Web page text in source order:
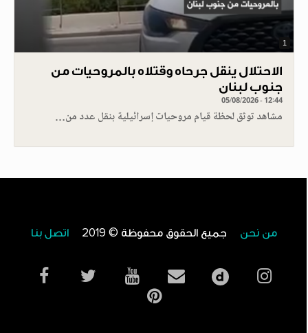
1
الاحتلال ينقل جرحاه وقتلاه بالمروحيات من
جنوب لبنان
05/08/2026 - 12:44
مشاهد توثق لحظة قيام مروحيات إسرائيلية بنقل عدد من…
من نحن جميع الحقوق محفوظة © 2019 اتصل بنا